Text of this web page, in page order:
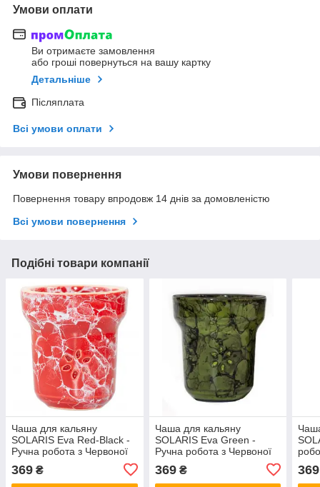
Умови оплати
Ви отримаєте замовлення
або гроші повернуться на вашу картку
Детальніше
Післяплата
Всі умови оплати
Умови повернення
Повернення товару впродовж 14 днів за домовленістю
Всі умови повернення
Подібні товари компанії
Чаша для кальяну
SOLARIS Eva Red-Black -
Ручна робота з Червоної
369 ₴
Чаша для кальяну
SOLARIS Eva Green -
Ручна робота з Червоної
369₴ 369